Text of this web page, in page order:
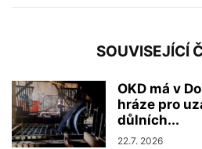
SOUVISEJÍCÍ
OKD má v
hráze pro
důlních...
22.7. 2026